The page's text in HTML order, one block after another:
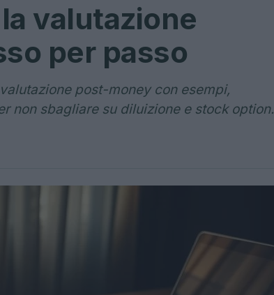
valutazione
per passo
post-money con esempi,
non sbagliare su diluizione e stock option.